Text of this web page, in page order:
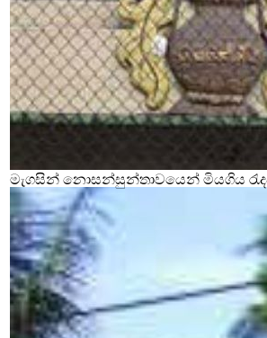
මැගසින් නොසන්සුන්තාවයෙන් මියගිය